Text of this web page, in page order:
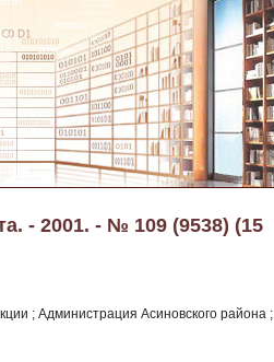
- 2001. - № 109 (9538) (15
; Администрация Асиновского района ;